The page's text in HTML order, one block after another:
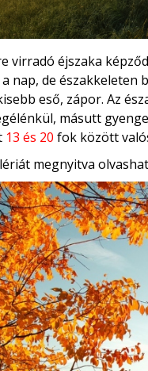
virradó éjszaka
nap, de
eső, zápor. Az
másutt
13 és 20 fok között
megnyitva